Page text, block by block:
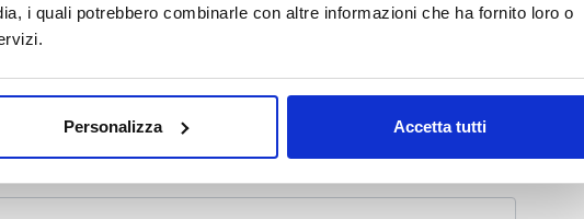
i quali potrebbero combinarle con altre informazioni che ha fornito loro o
Personalizza Accetta tutti